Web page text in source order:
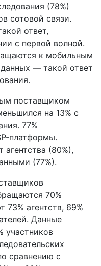
(78%)
сотовой связи.
ответ,
с первой волной.
к мобильным
— такой ответ
поставщиком
на 13% с
77%
платформы.
(80%),
(77%).
70%
агентств, 69%
Данные
участников
сравнению с